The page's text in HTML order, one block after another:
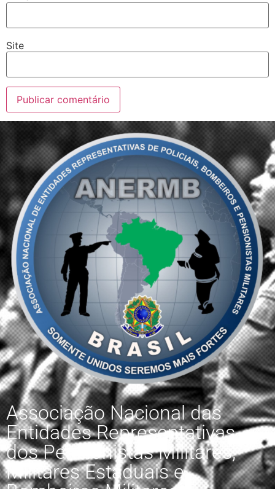
Site
Associação Nacional das
Entidades Representativas
dos Pensionistas Militares,
Militares Estaduais e